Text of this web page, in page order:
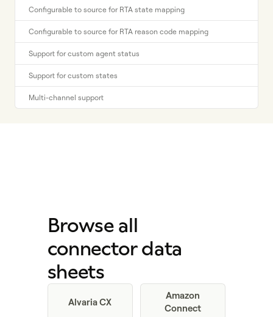
Configurable to source for RTA state mapping
Configurable to source for RTA reason code mapping
Support for custom agent status
Support for custom states
Multi-channel support
Browse all
connector data
sheets
Alvaria CX
Amazon
Connect